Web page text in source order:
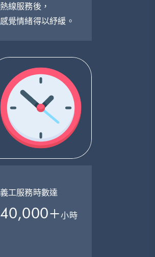
熱線服務後，
感覺情緒得以紓緩。
義工服務時數達
40,000+小時